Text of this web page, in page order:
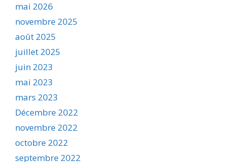
mai 2026
novembre 2025
août 2025
juillet 2025
juin 2023
mai 2023
mars 2023
Décembre 2022
novembre 2022
octobre 2022
septembre 2022